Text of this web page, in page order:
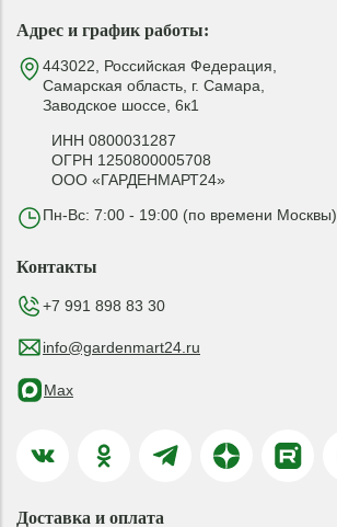
Адрес и график работы:
443022, Российская Федерация,
Самарская область, г. Самара,
Заводское шоссе, 6к1
ИНН 0800031287
ОГРН 1250800005708
ООО «ГАРДЕНМАРТ24»
Пн-Вс: 7:00 - 19:00 (по времени Москвы)
Контакты
+7 991 898 83 30
info@gardenmart24.ru
Max
Доставка и оплата